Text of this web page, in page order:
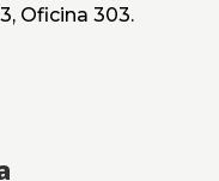
Oficina 303.